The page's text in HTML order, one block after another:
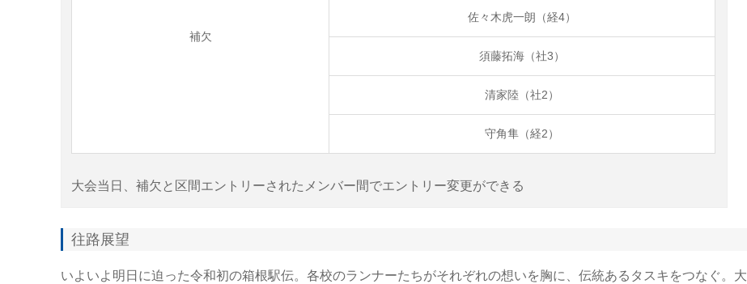
補欠
佐々木虎一朗（経4）
須藤拓海（社3）
清家陸（社2）
守角隼（経2）
大会当日、補欠と区間エントリーされたメンバー間でエントリー変更ができる
往路展望
いよいよ明日に迫った令和初の箱根駅伝。各校のランナーたちがそれぞれの想いを胸に、伝統あるタスキをつなぐ。大